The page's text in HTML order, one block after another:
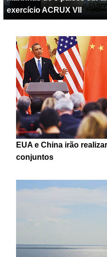
exercício ACRUX VII
EUA e China irão
conjuntos